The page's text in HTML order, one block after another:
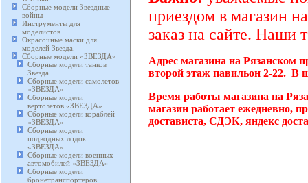
Сборные модели Звездные
войны
Инструменты для
моделистов
Окрасочные маски для
моделей Звезда.
Сборные модели «ЗВЕЗДА»
Сборные модели танков
Звезда
Сборные модели самолетов
«ЗВЕЗДА»
Сборные модели
вертолетов «ЗВЕЗДА»
Сборные модели кораблей
«ЗВЕЗДА»
Сборные модели
подводных лодок
«ЗВЕЗДА»
Сборные модели военных
автомобилей «ЗВЕЗДА»
Сборные модели
бронетранспортеров
приездом в магазин
заказ на сайте. Наши
Адрес магазина на Рязанском
второй этаж павильон 2-22. В
Время работы магазина на
магазин работает ежедневно,
достависта, СДЭК, яндекс